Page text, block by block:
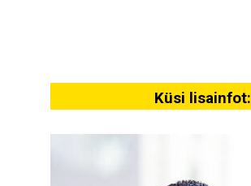
Küsi lisainfot: